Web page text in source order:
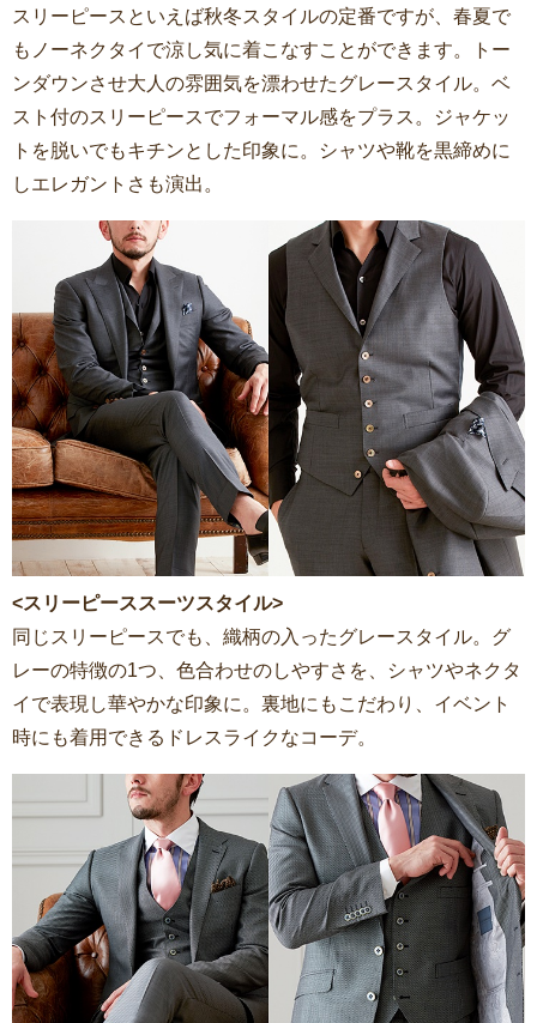
スリーピースといえば秋冬スタイルの定番ですが、春夏で
もノーネクタイで涼し気に着こなすことができます。トー
ンダウンさせ大人の雰囲気を漂わせたグレースタイル。ベ
スト付のスリーピースでフォーマル感をプラス。ジャケッ
トを脱いでもキチンとした印象に。シャツや靴を黒締めに
しエレガントさも演出。
<スリーピーススーツスタイル>
同じスリーピースでも、織柄の入ったグレースタイル。グ
レーの特徴の1つ、色合わせのしやすさを、シャツやネクタ
イで表現し華やかな印象に。裏地にもこだわり、イベント
時にも着用できるドレスライクなコーデ。